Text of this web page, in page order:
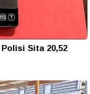
Sita 20,52